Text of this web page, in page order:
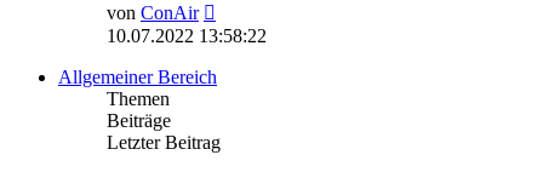
von ConAir
Beitrag
10.07.2022 13:58:22
Allgemeiner Bereich
Themen
Beiträge
Letzter Beitrag